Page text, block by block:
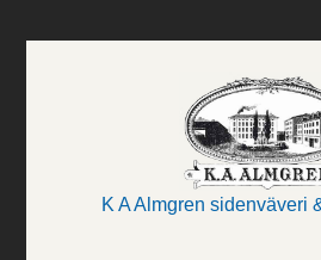
K A Almgren sidenväveri